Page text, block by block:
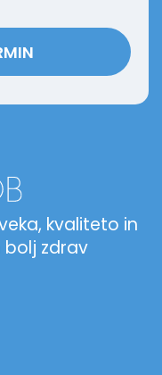
kvaliteto in
bolj zdrav